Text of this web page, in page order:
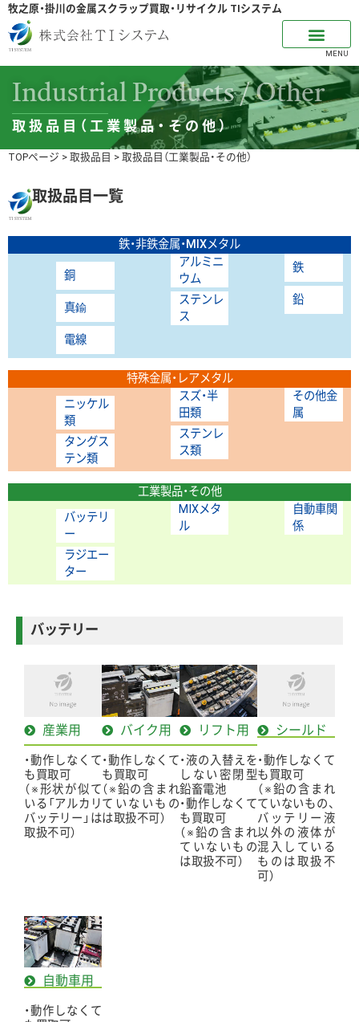
牧之原・掛川の金属スクラップ買取・リサイクル TIシステム
MENU
Industrial Products / Other
取扱品目（工業製品・その他）
TOPページ > 取扱品目 > 取扱品目（工業製品・その他）
取扱品目一覧
鉄・非鉄金属・MIXメタル
銅
真鍮
電線
アルミニ
ウム
ステンレ
ス
鉄
鉛
特殊金属・レアメタル
ニッケル
類
タングス
テン類
スズ・半
田類
ステンレ
ス類
その他金
属
工業製品・その他
バッテリ
ー
ラジエー
ター
MIXメタ
ル
自動車関
係
バッテリー
産業用
・動作しなくて
も買取可
（※形状が似て
いる「アルカリ
バッテリー」は
取扱不可）
バイク用
・動作しなくて
も買取可
（※鉛の含まれ
ていないもの
は取扱不可）
リフト用
・液の入替えを
しない密閉型
鉛畜電池
・動作しなくて
も買取可
（※鉛の含まれ
ていないもの
は取扱不可）
シールド
・動作しなくて
も買取可
（※鉛の含まれ
ていないもの、
バッテリー液
以外の液体が
混入している
ものは取扱不
可）
自動車用
・動作しなくて